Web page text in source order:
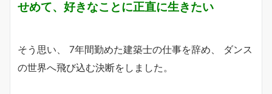
せめて、好きなことに正直に生きたい
そう思い、 7年間勤めた建築士の仕事を辞め、 ダンス
の世界へ飛び込む決断をしました。